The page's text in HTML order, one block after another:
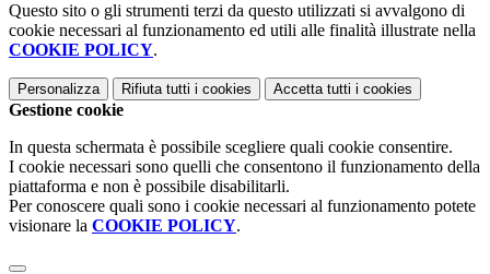
Questo sito o gli strumenti terzi da questo utilizzati si avvalgono di
cookie necessari al funzionamento ed utili alle finalità illustrate nella
COOKIE POLICY.
Personalizza Rifiuta tutti i cookies Accetta tutti i cookies
Gestione cookie
In questa schermata è possibile scegliere quali cookie consentire.
I cookie necessari sono quelli che consentono il funzionamento della
piattaforma e non è possibile disabilitarli.
Per conoscere quali sono i cookie necessari al funzionamento potete
visionare la COOKIE POLICY.